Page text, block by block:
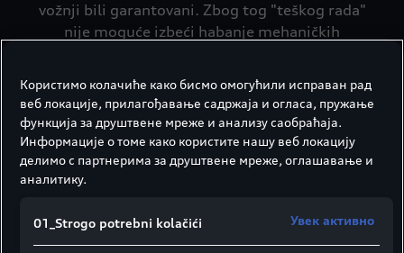
vožnji bili garantovani. Zbog tog "teškog rada"
nije moguće izbeći habanje mehaničkih
se vrednost vozila, komfor i sigurnost što duže
održali potrebno je prilikom zamene koristiti
kvalitetne rezervne delove.
Kočni diskovi i obloge
Saznajte više
Користимо колачиће како бисмо омогућили исправан рад
веб локације, прилагођавање садржаја и огласа, пружање
функција за друштвене мреже и анализу саобраћаја.
Информације о томе како користите нашу веб локацију
делимо с партнерима за друштвене мреже, оглашавање и
аналитику.
01_Strogo potrebni kolačići Увек активно